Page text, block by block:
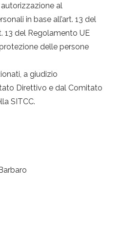
al
in base all’art. 13 del
13 del Regolamento UE
delle persone
a giudizio
Direttivo e dal Comitato
SITCC.